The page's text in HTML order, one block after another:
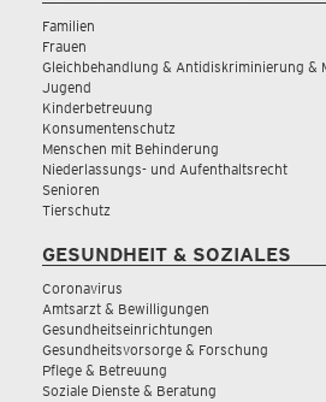
Familien
Frauen
Gleichbehandlung & Antidiskriminierung &
Jugend
Kinderbetreuung
Konsumentenschutz
Menschen mit Behinderung
Niederlassungs- und Aufenthaltsrecht
Senioren
Tierschutz
GESUNDHEIT & SOZIALES
Coronavirus
Amtsarzt & Bewilligungen
Gesundheitseinrichtungen
Gesundheitsvorsorge & Forschung
Pflege & Betreuung
Soziale Dienste & Beratung